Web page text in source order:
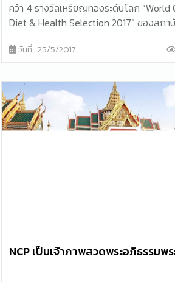
คว้า 4 รางวัลเหรียญทองระดับโลก “World
Diet & Health Selection 2017” ของสถา
Selection ประเทศเบลเยี่ยม
วันที่ : 25/5/2017
NCP เป็นเจ้าภาพสวดพระอภิธรรมพ